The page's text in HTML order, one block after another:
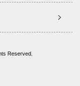
Reserved.